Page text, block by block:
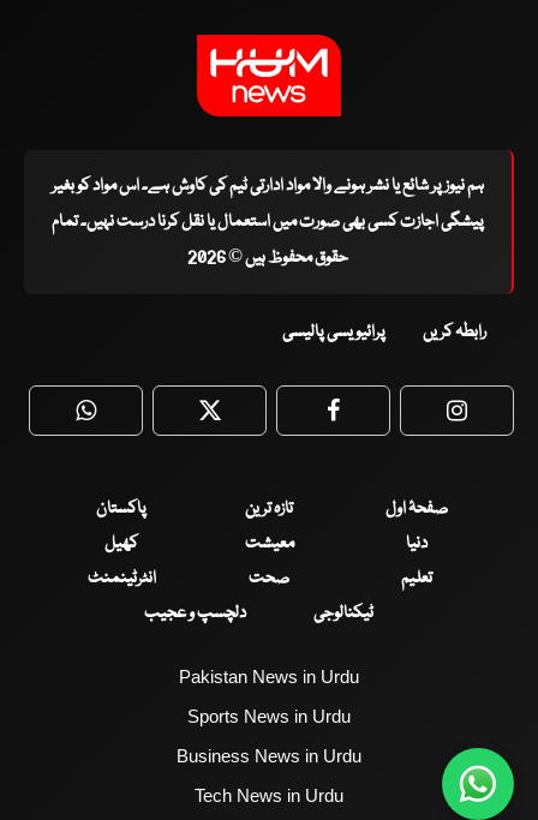
ہم نیوز پر شائع یا نشر ہونے والا مواد ادارتی ٹیم کی کاوش ہے۔ اس مواد کو بغیر
پیشگی اجازت کسی بھی صورت میں استعمال یا نقل کرنا درست نہیں۔ تمام
حقوق محفوظ ہیں © 2026
رابطہ کریں پرائیویسی پالیسی
WhatsApp Twitter Facebook
صفحۂ اول تازہ ترین
پاکستان
دنیا
معیشت
کھیل
تعلیم
صحت
انٹرٹینمنٹ
ٹیکنالوجی
دلچسپ و عجیب
Pakistan News in Urdu
Sports News in Urdu
Business News in Urdu
Tech News in Urdu